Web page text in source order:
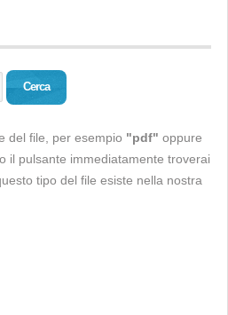
Cerca
del file, per esempio "pdf" oppure
il pulsante immediatamente troverai
tipo del file esiste nella nostra